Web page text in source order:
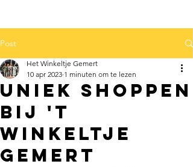
Post
Uniek shoppen
bij 't
winkeltje
gemert
Het Winkeltje Gemert
10 apr 2023 1 minuten om te lezen